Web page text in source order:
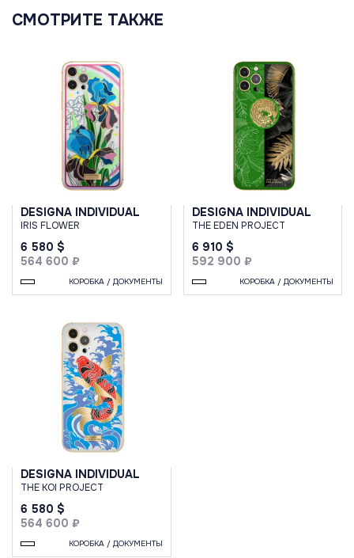
СМОТРИТЕ ТАКЖЕ
DESIGNA INDIVIDUAL
IRIS FLOWER
6 580 $
564 600 ₽
КОРОБКА / ДОКУМЕНТЫ
DESIGNA INDIVIDUAL
THE EDEN PROJECT
6 910 $
592 900 ₽
КОРОБКА / ДОКУМЕНТЫ
DESIGNA INDIVIDUAL
THE KOI PROJECT
6 580 $
564 600 ₽
КОРОБКА / ДОКУМЕНТЫ